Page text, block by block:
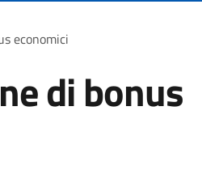
economici
di bonus